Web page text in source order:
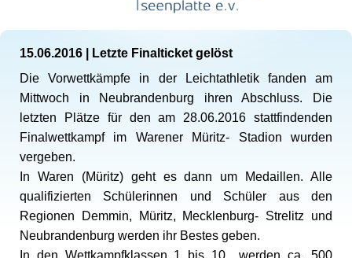
15.06.2016
Letzte Finalticket gelöst
Die Vorwettkämpfe in der Leichtathletik fanden am
Mittwoch in Neubrandenburg ihren Abschluss. Die
letzten Plätze für den am 28.06.2016 stattfindenden
Finalwettkampf im Warener Müritz- Stadion wurden
vergeben.
In Waren (Müritz) geht es dann um Medaillen. Alle
qualifizierten Schülerinnen und Schüler aus den
Regionen Demmin, Müritz, Mecklenburg- Strelitz und
Neubrandenburg werden ihr Bestes geben.
In den Wettkampfklassen 1 bis 10 werden ca. 500